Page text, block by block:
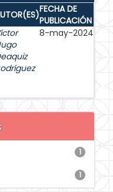
FECHA DE
PUBLICACIÓN
8-may-2024
1
1